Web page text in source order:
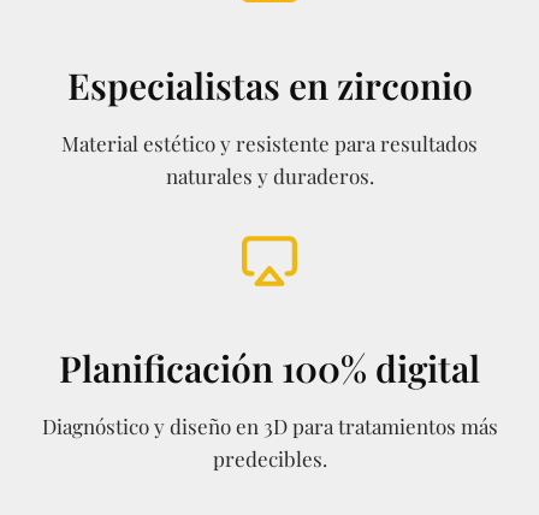
Especialistas en zirconio
Material estético y resistente para resultados
naturales y duraderos.
Planificación 100% digital
Diagnóstico y diseño en 3D para tratamientos más
predecibles.